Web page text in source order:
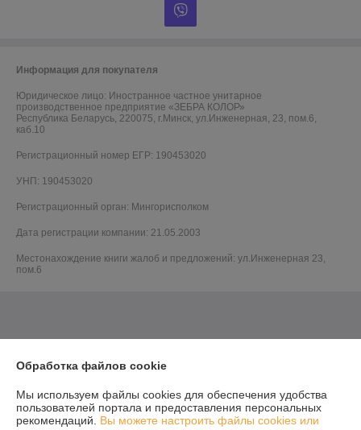
Информация для покупателя
Юридическое лицо: Иностранное частное унитарное
производственное предприятие «ЗЕБРА КОЛОР»
Республика Беларусь, 220075, г.Минск, ул.Инженерная, 23, пом.6,
каб.10
Регистрационный номер ЕГР: 190453020
УНП: 190453020
Регистрационный орган: Мингорисполком
Дата регистрации компании: 21.05.2003
Местонахождение книги жалоб и предложений: ул.Инженерная 23,
пом.6
Обработка файлов cookie
Мы используем файлы cookies для обеспечения удобства
пользователей портала и предоставления персональных
рекомендаций. Вы можете настроить файлы cookies или